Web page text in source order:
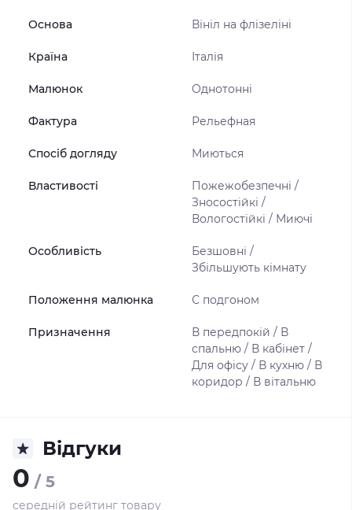
Основа Вініл на флізеліні
Країна Італія
Малюнок Однотонні
Фактура Рельефная
Спосіб догляду Миються
Властивості
Пожежобезпечні /
Зносостійкі /
Вологостійкі / Миючі
Особливість
Безшовні /
Збільшують кімнату
Положення малюнка С подгоном
Призначення
В передпокій / В
спальню / В кабінет /
Для офісу / В кухню / В
коридор / В вітальню
Відгуки
0 / 5
середній рейтинг товару